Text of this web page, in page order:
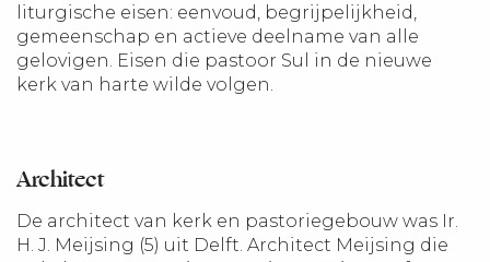
liturgische eisen: eenvoud, begrijpelijkheid,
gemeenschap en actieve deelname van alle
gelovigen. Eisen die pastoor Sul in de nieuwe
kerk van harte wilde volgen.
Architect
De architect van kerk en pastoriegebouw was Ir.
H. J. Meijsing (5) uit Delft. Architect Meijsing die